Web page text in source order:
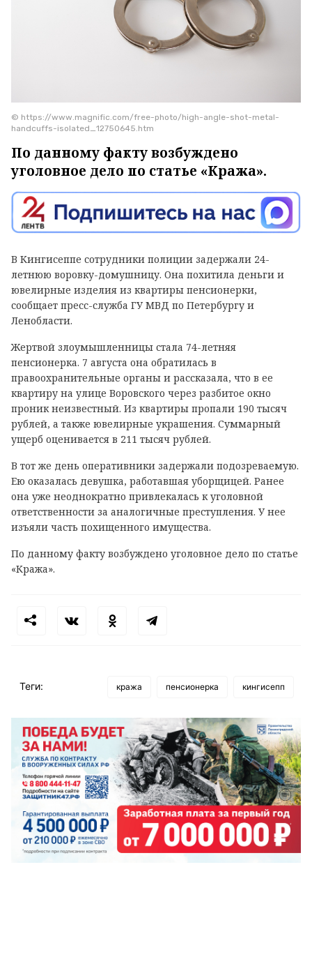
© https://www.magnific.com/free-photo/high-angle-shot-metal-
handcuffs-isolated_12750645.htm
По данному факту возбуждено
уголовное дело по статье «Кража».
В Кингисеппе сотрудники полиции задержали 24-
летнюю воровку-домушницу. Она похитила деньги и
ювелирные изделия из квартиры пенсионерки,
сообщает пресс-служба ГУ МВД по Петербургу и
Ленобласти.
Жертвой злоумышленницы стала 74-летняя
пенсионерка. 7 августа она обратилась в
правоохранительные органы и рассказала, что в ее
квартиру на улице Воровского через разбитое окно
проник неизвестный. Из квартиры пропали 190 тысяч
рублей, а также ювелирные украшения. Суммарный
ущерб оценивается в 211 тысяч рублей.
В тот же день оперативники задержали подозреваемую.
Ею оказалась девушка, работавшая уборщицей. Ранее
она уже неоднократно привлекалась к уголовной
ответственности за аналогичные преступления. У нее
изъяли часть похищенного имущества.
По данному факту возбуждено уголовное дело по статье
«Кража».
Теги: кража пенсионерка кингисепп